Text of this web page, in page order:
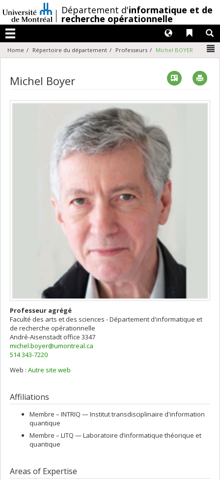
au
contenu
/Département d'informatique et de
recherche opérationnelle
Menu
Liens
Langues
Home Répertoire du département Professeurs Michel BOYER
Michel Boyer Vcard
Professeur agrégé
Faculté des arts et des sciences - Département d'informatique et
de recherche opérationnelle
André-Aisenstadt office 3347
michel.boyer@umontreal.ca
514 343-7220
Web : Autre site web
Affiliations
Membre – INTRIQ — Institut transdisciplinaire d'information
quantique
Membre – LITQ — Laboratoire d’informatique théorique et
quantique
Areas of Expertise